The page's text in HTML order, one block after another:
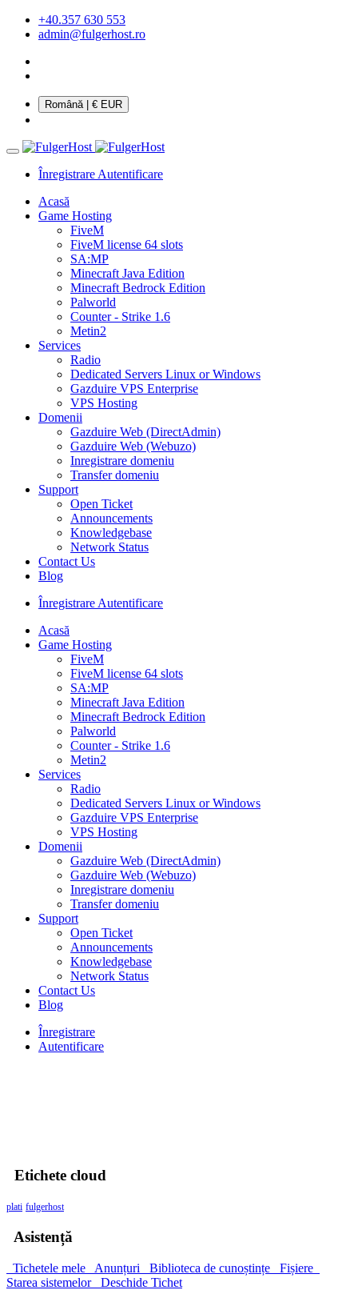
+40.357 630 553
admin@fulgerhost.ro
Română| € EUR
Înregistrare Autentificare
Acasă
Game Hosting
FiveM
FiveM license 64 slots
SA:MP
Minecraft Java Edition
Minecraft Bedrock Edition
Palworld
Counter - Strike 1.6
Metin2
Services
Radio
Dedicated Servers Linux or Windows
Gazduire VPS Enterprise
VPS Hosting
Domenii
Gazduire Web (DirectAdmin)
Gazduire Web (Webuzo)
Inregistrare domeniu
Transfer domeniu
Support
Open Ticket
Announcements
Knowledgebase
Network Status
Contact Us
Blog
Înregistrare Autentificare
Acasă
Game Hosting
FiveM
FiveM license 64 slots
SA:MP
Minecraft Java Edition
Minecraft Bedrock Edition
Palworld
Counter - Strike 1.6
Metin2
Services
Radio
Dedicated Servers Linux or Windows
Gazduire VPS Enterprise
VPS Hosting
Domenii
Gazduire Web (DirectAdmin)
Gazduire Web (Webuzo)
Inregistrare domeniu
Transfer domeniu
Support
Open Ticket
Announcements
Knowledgebase
Network Status
Contact Us
Blog
Înregistrare
Autentificare
Etichete cloud
plati fulgerhost
Asistență
Tichetele mele Anunțuri Biblioteca de cunoștințe
Fișiere
Starea sistemelor
Deschide Tichet